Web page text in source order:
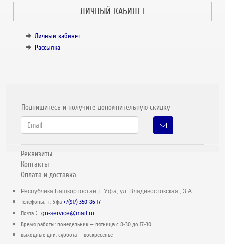
ЛИЧНЫЙ КАБИНЕТ
Личный кабинет
Рассылка
Подпишитесь и получите дополнительную скидку
Реквизиты
Контакты
Оплата и доставка
Республика Башкортостан, г. Уфа, ул. Владивостокская , 3 А
Телефоны: г. Уфа+7(917) 350-86-17
Почта :gn-service@mail.ru
Время работы: понедельник — пятница c 8-30 до 17-30
выходные дни: суббота — воскресенье